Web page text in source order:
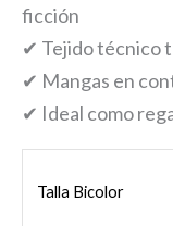
ficción
✔ Tejido técnico
✔ Mangas en
✔ Ideal como
Talla Bicolor